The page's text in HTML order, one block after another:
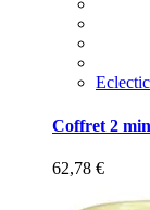
Coffret 2
62,78 €